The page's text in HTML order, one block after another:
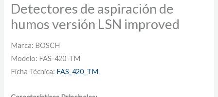
Detectores de aspiración de
humos versión LSN improved
Marca: BOSCH
Modelo: FAS-420-TM
Ficha Técnica: FAS_420_TM